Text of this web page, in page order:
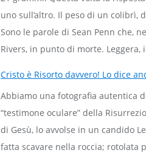
uno sull’altro. Il peso di un colibrì,
Sono le parole di Sean Penn che,
Rivers, in punto di morte.
Cristo è Risorto davvero! Lo dice
Abbiamo una fotografia autentica
“testimone oculare” della
di Gesù, lo avvolse in un candido
fatta scavare nella roccia;